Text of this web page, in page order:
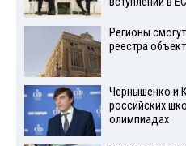
Регионы
реестра
Чернышенко и
российских
олимпиадах